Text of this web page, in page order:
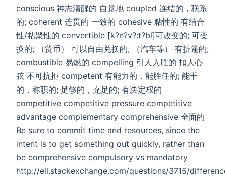
conscious 神志清醒的 自觉地 coupled 连结的，联系
的; coherent 连贯的 一致的 cohesive 粘性的 有结合
性/粘聚性的 convertible [k?n?v?:t?bl]可改变的; 可变
换的; （货币） 可以自由兑换的; （汽车等） 有折篷的;
combustible 易燃的 compelling 引人入胜的 扣人心
弦 不可抗拒 competent 有能力的，能胜任的; 能干
的，称职的; 足够的，充足的; 有决定权的
competitive competitive pressure competitive
advantage complementary comprehensive 全面的
Be sure to commit time and resources, since the
intent is to get something out quickly, rather than
be comprehensive compulsory vs mandatory
http://ell.stackexchange.com/questions/3715/